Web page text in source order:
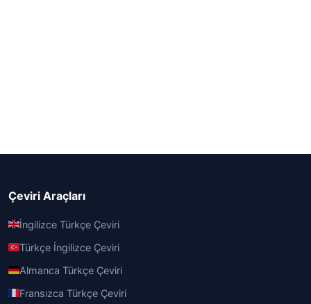
Çeviri Araçları
İngilizce Türkçe Çeviri
Türkçe İngilizce Çeviri
Almanca Türkçe Çeviri
Fransızca Türkçe Çeviri